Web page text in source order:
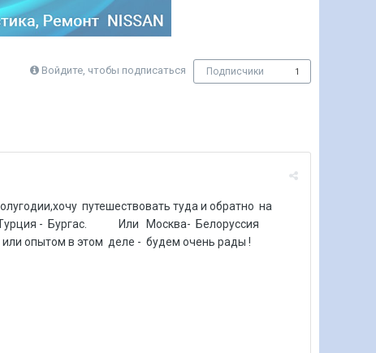
Войдите, чтобы подписаться Подписчики 1
путешествовать туда и обратно на
Турция - Бургас. Или Москва- Белоруссия
опытом в этом деле - будем очень рады !